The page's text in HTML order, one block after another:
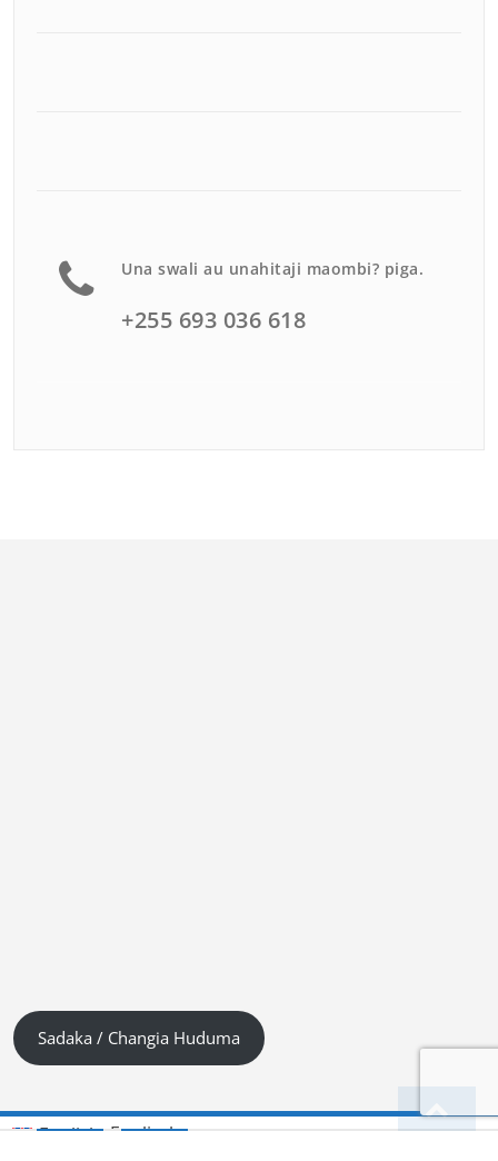
Una swali au unahitaji maombi? piga.
+255 693 036 618
Sadaka / Changia Huduma
English( Englisch)